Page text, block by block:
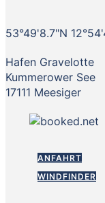
53°49'8.7"N
Hafen Gravelotte
Kummerower See
17111 Meesiger
ANFAHRT
WINDFINDER